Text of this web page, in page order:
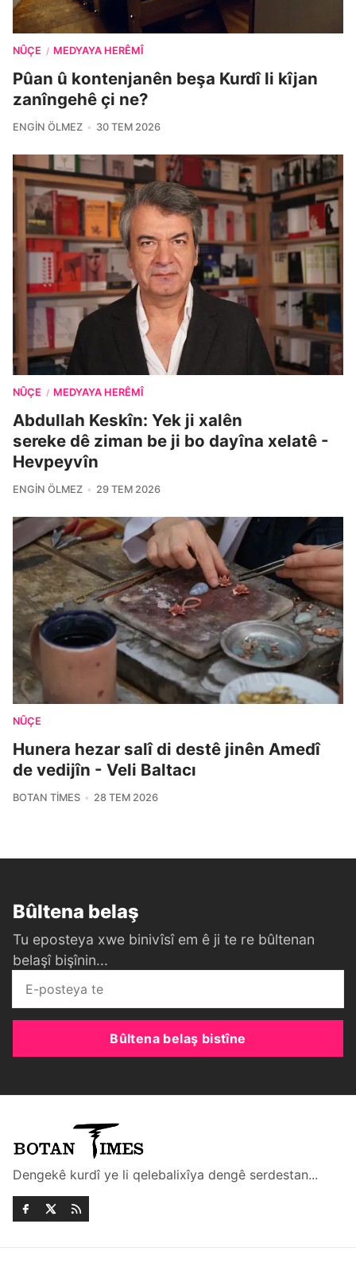
NÛÇE / MEDYAYA HERÊMÎ
Pûan û kontenjanên beşa Kurdî li kîjan
zanîngehê çi ne?
ENGIN ÖLMEZ 30 TEM 2026
NÛÇE / MEDYAYA HERÊMÎ
Abdullah Keskîn: Yek ji xalên
sereke dê ziman be ji bo dayîna xelatê -
Hevpeyvîn
ENGIN ÖLMEZ 29 TEM 2026
NÛÇE
Hunera hezar salî di destê jinên Amedî
de vedijîn - Veli Baltacı
BOTAN TIMES 28 TEM 2026
Bûltena belaş
Tu eposteya xwe binivîsî em ê ji te re bûltenan
belaşî bişînin...
Bûltena belaş bistîne
Dengekê kurdî ye li qelebalixîya dengê serdestan...